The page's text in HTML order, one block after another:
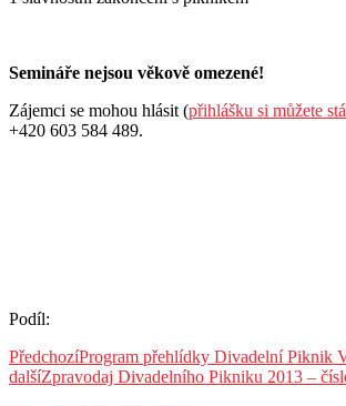
Semináře nejsou věkově omezené!
Zájemci se mohou hlásit (přihlášku si můžete
+420 603 584 489.
Podíl:
PředchozíProgram přehlídky Divadelní Piknik
dalšíZpravodaj Divadelního Pikniku 2013 –